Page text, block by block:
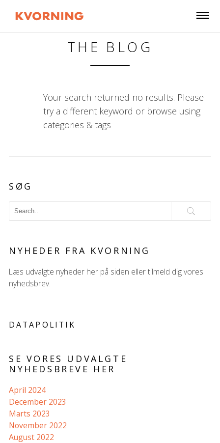
THE BLOG
Your search returned no results. Please
try a different keyword or browse using
categories & tags
SØG
NYHEDER FRA KVORNING
Læs udvalgte nyheder her på siden eller tilmeld dig vores
nyhedsbrev.
DATAPOLITIK
SE VORES UDVALGTE
NYHEDSBREVE HER
April 2024
December 2023
Marts 2023
November 2022
August 2022